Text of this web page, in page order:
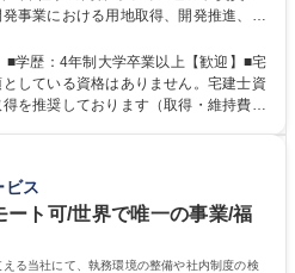
事業における用地取得、開発推進、賃
行う営業部門において事務業務を担当
業務（各種費用支払、支払管理、請
ー申請対応）・予算作成及び予実管
集職種 【営業事務】
時間10H/完全週休2日
■学歴：4年制大学卒業以上【歓迎】■宅
している資格はありません。宅建士資
を推奨しております（取得・維持費用
厭わず、粘り強く業務に取り組める
を構築でき、期限を意識したスケジュ
部署（営業部門、コーポレート部門）
歴・資格 学歴：大学
引士
ビス
ート可/世界で唯一の事業/福
る当社にて、執務環境の整備や社内制度の検